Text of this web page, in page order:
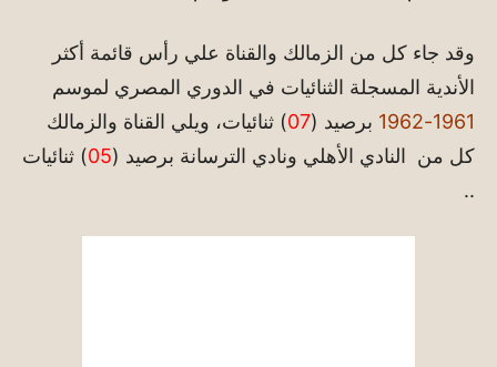
وقد جاء كل من الزمالك والقناة علي رأس قائمة أكثر
الأندية المسجلة الثنائيات في الدوري المصري لموسم
1961-1962
برصيد (07) ثنائيات، ويلي القناة والزمالك
كل من النادي الأهلي ونادي الترسانة برصيد (05) ثنائيات
..